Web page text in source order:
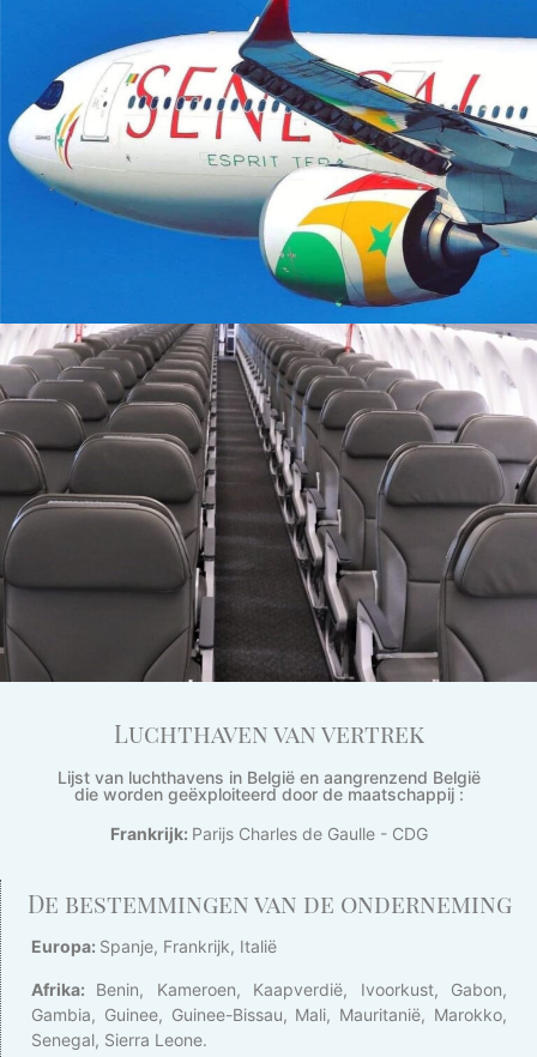
Luchthaven van vertrek
Lijst van luchthavens in België en aangrenzend België
die worden geëxploiteerd door de maatschappij :
Frankrijk: Parijs Charles de Gaulle - CDG
De bestemmingen van de onderneming
Europa: Spanje, Frankrijk, Italië
Afrika: Benin, Kameroen, Kaapverdië, Ivoorkust, Gabon,
Gambia, Guinee, Guinee-Bissau, Mali, Mauritanië, Marokko,
Senegal, Sierra Leone.